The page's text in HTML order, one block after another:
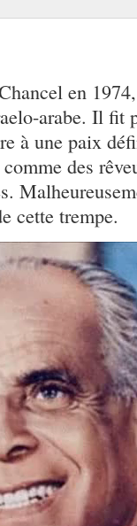
en
arabe. Il fit
à une paix
des
cette trempe.